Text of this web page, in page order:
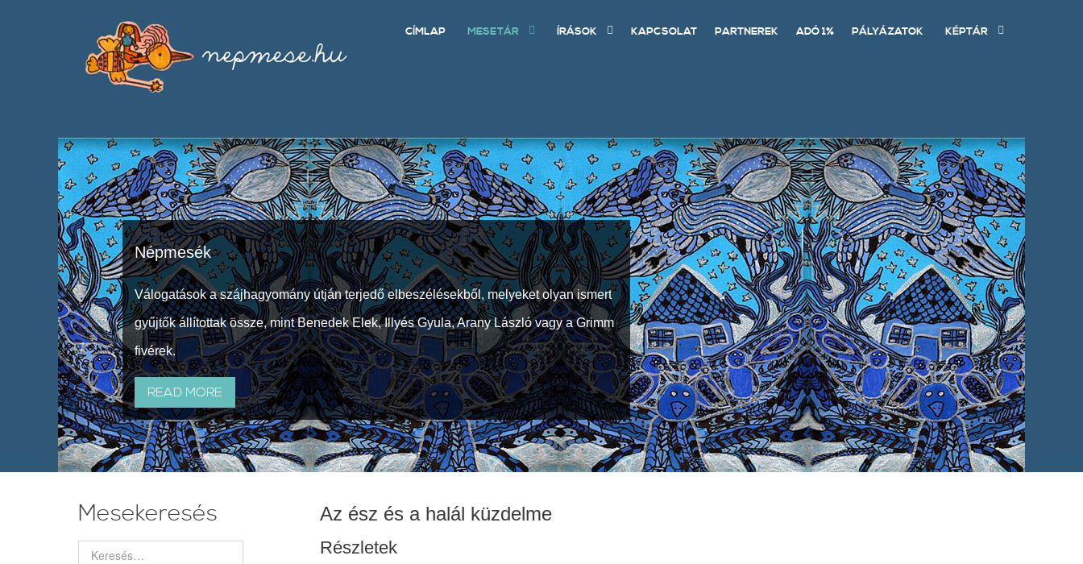
CÍMLAP MESETÁR ÍRÁSOK KAPCSOLAT PARTNEREK ADÓ 1% PÁLYÁZATOK KÉPTÁR
Népmesék
Válogatások a szájhagyomány útján terjedő elbeszélésekből, melyeket olyan ismert
gyűjtők állítottak össze, mint Benedek Elek, Illyés Gyula, Arany László vagy a Grimm
fivérek.
READ MORE
Az ész és a halál küzdelme
Részletek
Mesekeresés